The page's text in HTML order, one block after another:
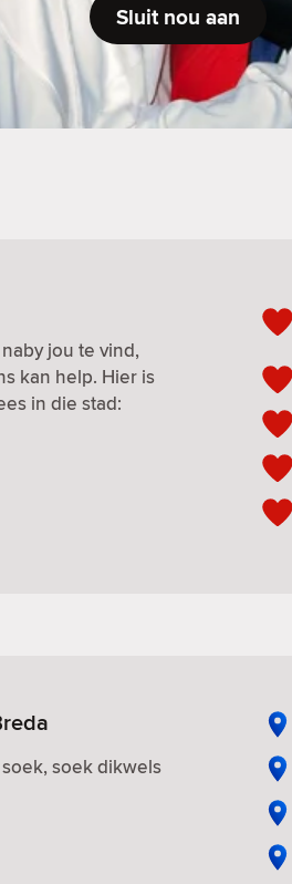
Sluit nou aan
jou te vind,
kan help. Hier is
in die stad:
soek dikwels